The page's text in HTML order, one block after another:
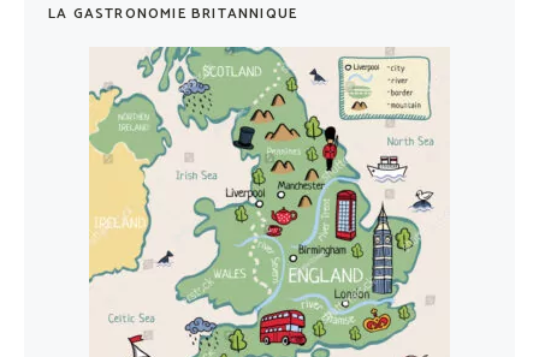
LA GASTRONOMIE BRITANNIQUE